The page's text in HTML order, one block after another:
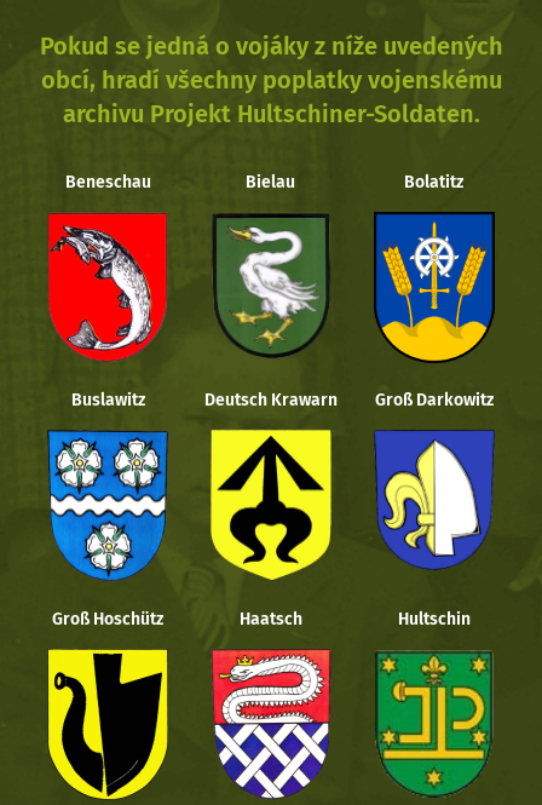
Pokud se jedná o vojáky z níže uvedených
obcí, hradí všechny poplatky vojenskému
archivu Projekt Hultschiner-Soldaten.
Beneschau Bielau Bolatitz
Buslawitz Deutsch Krawarn Groß Darkowitz
Groß Hoschütz Haatsch Hultschin